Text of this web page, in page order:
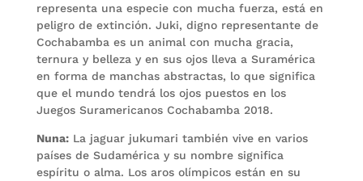
representa una especie con mucha fuerza, está en
peligro de extinción. Juki, digno representante de
Cochabamba es un animal con mucha gracia,
ternura y belleza y en sus ojos lleva a Suramérica
en forma de manchas abstractas, lo que significa
que el mundo tendrá los ojos puestos en los
Juegos Suramericanos Cochabamba 2018.
Nuna:La jaguar jukumari también vive en varios
países de Sudamérica y su nombre significa
espíritu o alma. Los aros olímpicos están en su